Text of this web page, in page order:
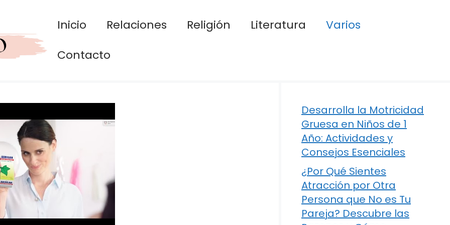
Inicio Relaciones Religión Literatura
Varios
Contacto
Desarrolla la Motricidad
Gruesa en Niños de 1
Año: Actividades y
Consejos Esenciales
¿Por Qué Sientes
Atracción por Otra
Persona que No es Tu
Pareja? Descubre las